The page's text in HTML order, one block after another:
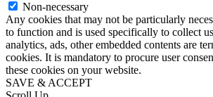
Non-necessary
Any cookies that may not be particularly
to function and is used specifically to collect
analytics, ads, other embedded contents are
cookies. It is mandatory to procure user
these cookies on your website.
SAVE & ACCEPT